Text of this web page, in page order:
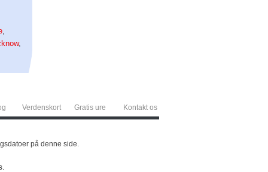
,
,
Verdenskort Gratis ure Kontakt os
på denne side.